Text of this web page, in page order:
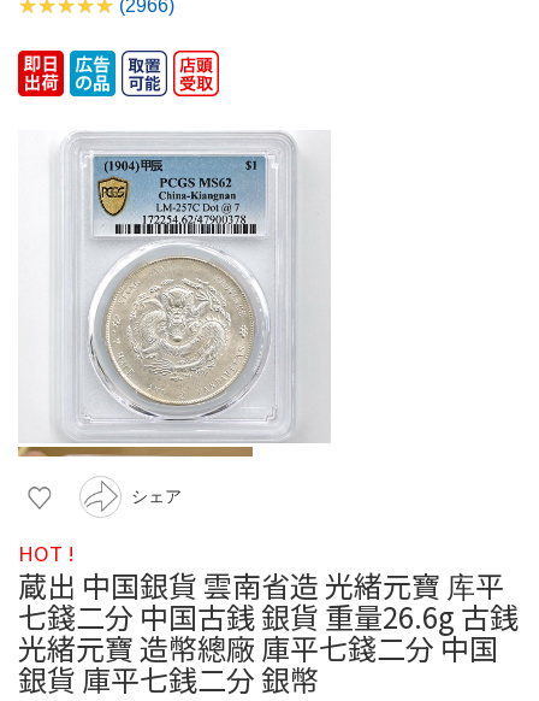
(2966)
シェア
HOT !
蔵出 中国銀貨 雲南省造 光緒元寶 库平
七錢二分 中国古銭 銀貨 重量26.6g 古銭
光緒元寶 造幣總廠 庫平七錢二分 中国
銀貨 庫平七銭二分 銀幣